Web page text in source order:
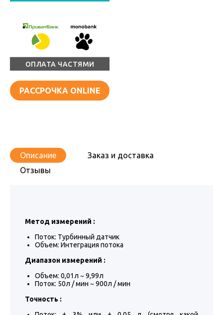
ОПЛАТА ЧАСТЯМИ
РАССРОЧКА ONLINE
Описание
Заказ и доставка
Отзывы
Метод измерений :
Поток: Турбинный датчик
Объем: Интеграция потока
Диапазон измерений :
Объем: 0,01л ~ 9,99л
Поток: 50л / мин ~ 900л / мин
Точность :